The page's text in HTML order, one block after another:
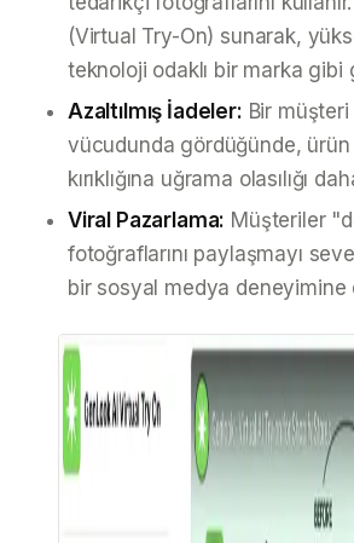
(Virtual Try-On) sunarak,
teknoloji odaklı bir marka gibi
Azaltılmış İadeler: Bir
vücudunda gördüğünde,
kırıklığına uğrama olasılığı
Viral Pazarlama: Müşteriler
fotoğraflarını paylaşmayı
bir sosyal medya deneyimine